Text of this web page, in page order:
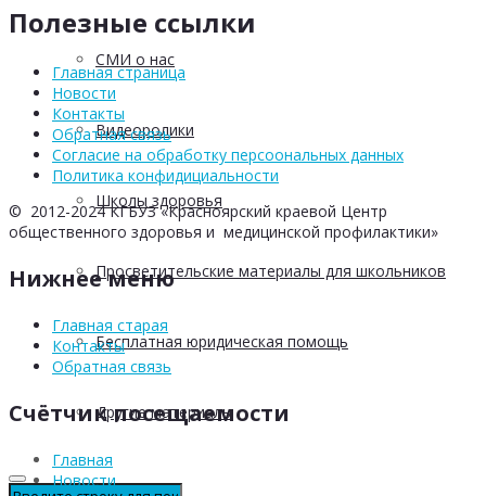
СМИ о нас
Видеоролики
Школы здоровья
Просветительские материалы для школьников
Бесплатная юридическая помощь
Другие материалы
Полезные ссылки
Главная страница
Новости
Контакты
Обратная связь
Согласие на обработку персоональных данных
Политика конфидициальности
© 2012-2024 КГБУЗ «Красноярский краевой Центр
общественного здоровья и медицинской профилактики»
Нижнее меню
Главная старая
Контакты
Обратная связь
Счётчик посещаемости
Главная
Новости